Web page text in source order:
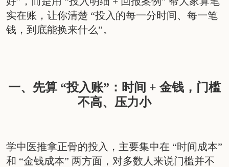
实在账，让你清楚 “投入的每一分时间、每一笔
钱，到底能换来什么”。
一、先算 “投入账”：时间 + 金钱，门槛
不高、压力小
学中医推拿正骨的投入，主要集中在 “时间成本”
和 “金钱成本” 两方面，对多数人来说门槛并不